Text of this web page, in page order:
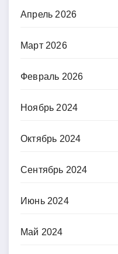
Апрель 2026
Март 2026
Февраль 2026
Ноябрь 2024
Октябрь 2024
Сентябрь 2024
Июнь 2024
Май 2024